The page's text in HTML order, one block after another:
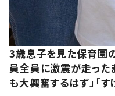
3歳息子を見た保育園
員全員に激震が走った
も大興奮するはず」「す